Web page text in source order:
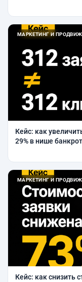
МАРКЕТИНГ И
Кейс: как
29% в нише
МАРКЕТИНГ И
Кейс: как снизить